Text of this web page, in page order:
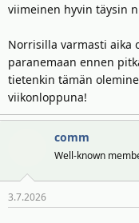
viimeinen hyvin täysin
Norrisilla varmasti aika
paranemaan ennen
tietenkin tämän
viikonloppuna!
comm
Well-known
3.7.2026